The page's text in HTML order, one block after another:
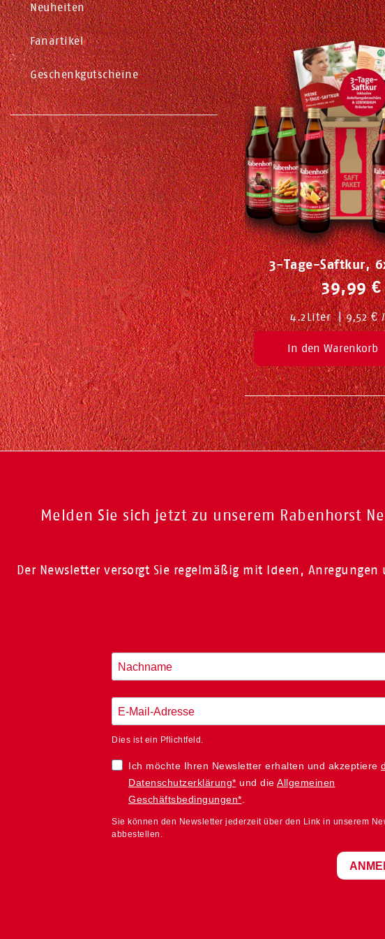
Neuheiten
Fanartikel
Geschenkgutscheine
3-Tage-Saftkur,
39,99 €
4.2 Liter | 9,52 €
In den Warenkorb
Melden Sie sich jetzt zu unserem Rabenhorst
Der Newsletter versorgt Sie regelmäßig mit Ideen,
Dies ist ein Pflichtfeld.
Ich möchte Ihren Newsletter erhalten und akzeptiere
Datenschutzerklärung* und die Allgemeinen
Geschäftsbedingungen*.
Sie können den Newsletter jederzeit über den Link in unserem
abbestellen.